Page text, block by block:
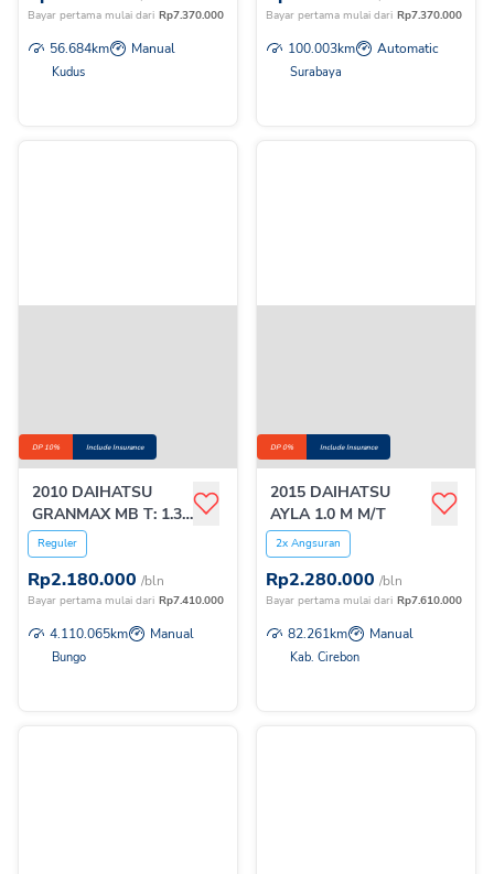
Bayar pertama mulai dari Rp7.370.000
56.684km Manual
Kudus
Bayar pertama mulai dari Rp7.370.000
100.003km Automatic
Surabaya
DP 10% Include Insurance
2010 DAIHATSU
GRANMAX MB T: 1.3
M/T
Reguler
Rp2.180.000 /bln
Bayar pertama mulai dari Rp7.410.000
4.110.065km Manual
Bungo
DP 0% Include Insurance
2015 DAIHATSU
AYLA 1.0 M M/T
2x Angsuran
Rp2.280.000 /bln
Bayar pertama mulai dari Rp7.610.000
82.261km Manual
Kab. Cirebon